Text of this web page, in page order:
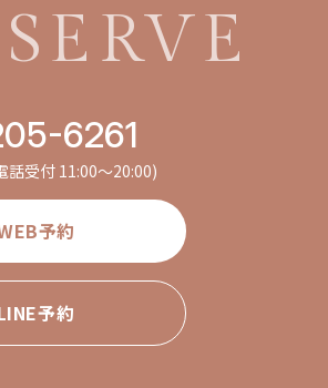
6261
話受付 11:00〜20:00)
予約
予約